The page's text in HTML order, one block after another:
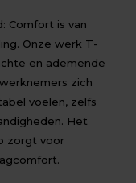
Comfort is van
Onze werk T-
en ademende
zich
voelen, zelfs
Het
zorgt voor